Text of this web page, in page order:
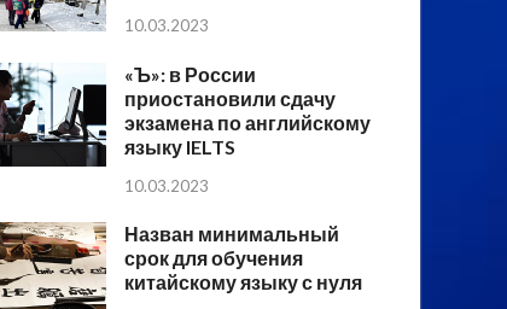
10.03.2023
«Ъ»: в России
приостановили сдачу
экзамена по английскому
языку IELTS
10.03.2023
Назван минимальный
срок для обучения
китайскому языку с нуля